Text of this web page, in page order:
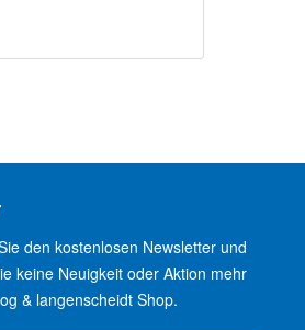
den kostenlosen Newsletter und
keine Neuigkeit oder Aktion mehr
& langenscheidt Shop.